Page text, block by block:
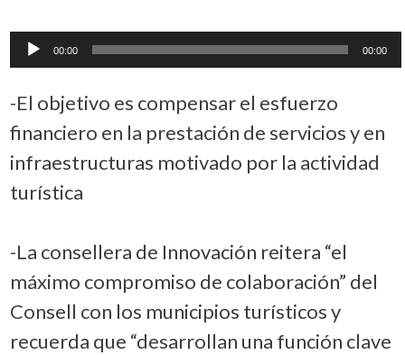
audio
00:00 00:00
-El objetivo es compensar el esfuerzo
financiero en la prestación de servicios y en
infraestructuras motivado por la actividad
turística
-La consellera de Innovación reitera “el
máximo compromiso de colaboración” del
Consell con los municipios turísticos y
recuerda que “desarrollan una función clave